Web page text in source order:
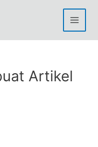
Artikel